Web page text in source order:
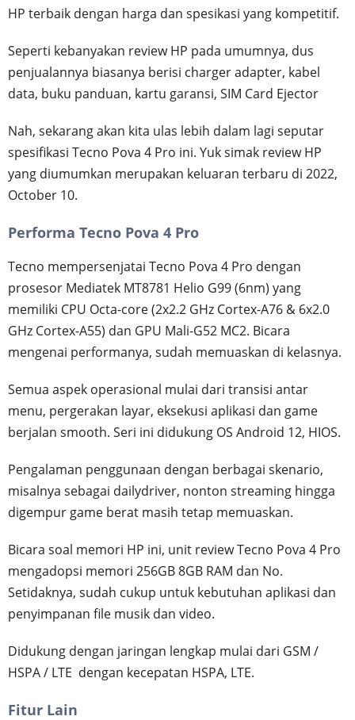
HP terbaik dengan harga dan spesikasi yang kompetitif.
Seperti kebanyakan review HP pada umumnya, dus
penjualannya biasanya berisi charger adapter, kabel
data, buku panduan, kartu garansi, SIM Card Ejector
Nah, sekarang akan kita ulas lebih dalam lagi seputar
spesifikasi Tecno Pova 4 Pro ini. Yuk simak review HP
yang diumumkan merupakan keluaran terbaru di 2022,
October 10.
Performa Tecno Pova 4 Pro
Tecno mempersenjatai Tecno Pova 4 Pro dengan
prosesor Mediatek MT8781 Helio G99 (6nm) yang
memiliki CPU Octa-core (2x2.2 GHz Cortex-A76 & 6x2.0
GHz Cortex-A55) dan GPU Mali-G52 MC2. Bicara
mengenai performanya, sudah memuaskan di kelasnya.
Semua aspek operasional mulai dari transisi antar
menu, pergerakan layar, eksekusi aplikasi dan game
berjalan smooth. Seri ini didukung OS Android 12, HIOS.
Pengalaman penggunaan dengan berbagai skenario,
misalnya sebagai dailydriver, nonton streaming hingga
digempur game berat masih tetap memuaskan.
Bicara soal memori HP ini, unit review Tecno Pova 4 Pro
mengadopsi memori 256GB 8GB RAM dan No.
Setidaknya, sudah cukup untuk kebutuhan aplikasi dan
penyimpanan file musik dan video.
Didukung dengan jaringan lengkap mulai dari GSM /
HSPA / LTE dengan kecepatan HSPA, LTE.
Fitur Lain